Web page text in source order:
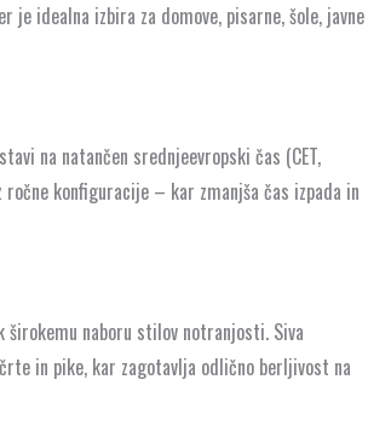
je idealna izbira za domove, pisarne, šole, javne
na natančen srednjeevropski čas (CET,
konfiguracije – kar zmanjša čas izpada in
naboru stilov notranjosti. Siva
in pike, kar zagotavlja odlično berljivost na